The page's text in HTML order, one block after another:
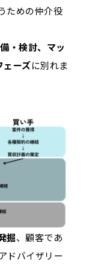
ための仲介役
・検討、マッ
ェーズに別れま
掘、顧客であ
ドバイザリー